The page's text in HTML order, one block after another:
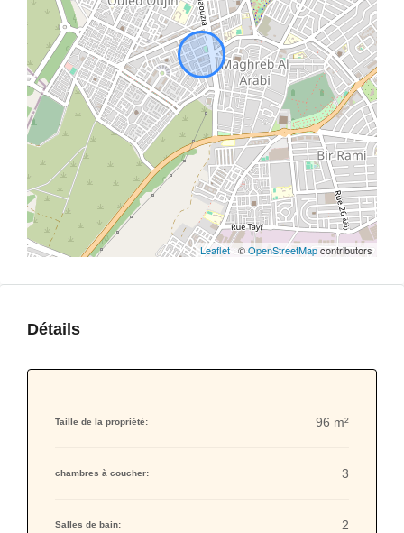
Leaflet | ©OpenStreetMapcontributors
Détails
Taille de la propriété: 96 m²
chambres à coucher: 3
Salles de bain: 2